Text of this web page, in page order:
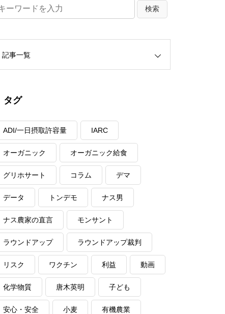
記事一覧
タグ
ADI/一日摂取許容量 IARC
オーガニック オーガニック給食
グリホサート コラム デマ
データ トンデモ ナス男
ナス農家の直言 モンサント
ラウンドアップ ラウンドアップ裁判
リスク ワクチン 利益 動画
化学物質 唐木英明 子ども
安心・安全 小麦 有機農業